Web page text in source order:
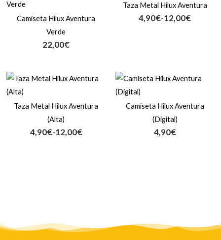
Camiseta Hilux Aventura
Verde
22,00€
Taza Metal Hilux Aventura
4,90€-12,00€
precios:
desde
Taza Metal Hilux Aventura
(Alta)
4,90€-12,00€
Rango
desde
4,90€
hasta
Camiseta Hilux Aventura
(Digital)
4,90€